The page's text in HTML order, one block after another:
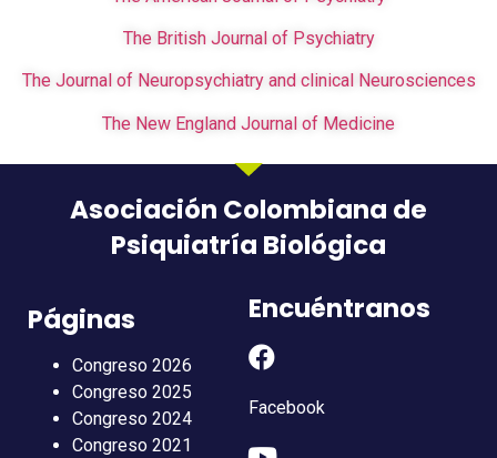
The British Journal of Psychiatry
The Journal of Neuropsychiatry and clinical Neurosciences
The New England Journal of Medicine
Asociación Colombiana de
Psiquiatría Biológica
Páginas
Congreso 2026
Congreso 2025
Congreso 2024
Congreso 2021
Encuéntranos
Facebook